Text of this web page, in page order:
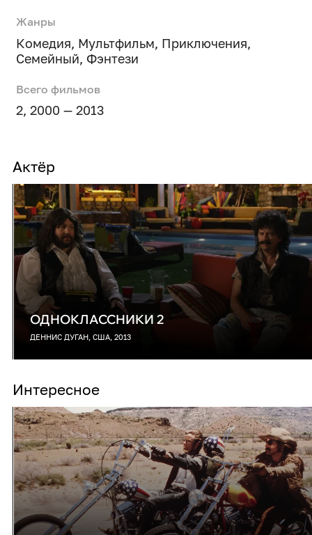
Жанры
Комедия, Мультфильм, Приключения,
Семейный, Фэнтези
Всего фильмов
2, 2000 — 2013
Актёр
ОДНОКЛАССНИКИ 2
ДЕННИС ДУГАН, США, 2013
Интересное